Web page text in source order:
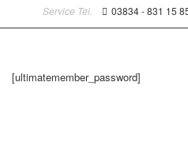
Service Tel.
03834 - 831 15
[ultimatemember_password]